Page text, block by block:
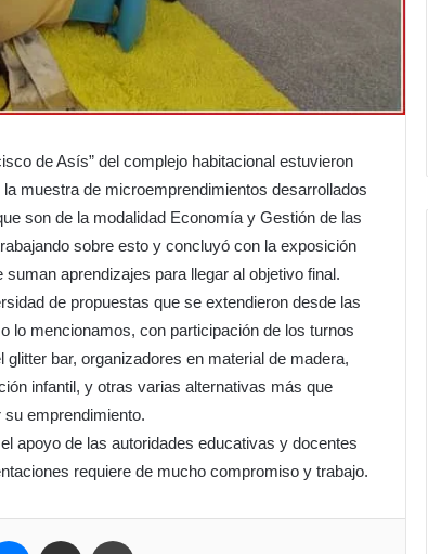
de Asís” del complejo habitacional estuvieron
muestra de microemprendimientos desarrollados
son de la modalidad Economía y Gestión de las
sobre esto y concluyó con la exposición
aprendizajes para llegar al objetivo final.
de propuestas que se extendieron desde las
lo mencionamos, con participación de los turnos
bar, organizadores en material de madera,
infantil, y otras varias alternativas más que
emprendimiento.
apoyo de las autoridades educativas y docentes
requiere de mucho compromiso y trabajo.
MessengerCompartir por correo electrónico